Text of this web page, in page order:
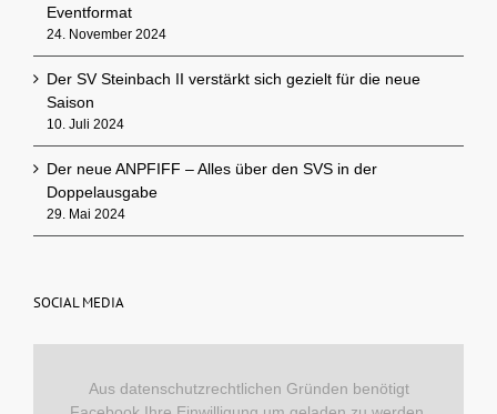
Eventformat
24. November 2024
Der SV Steinbach II verstärkt sich gezielt für die neue
Saison
10. Juli 2024
Der neue ANPFIFF – Alles über den SVS in der
Doppelausgabe
29. Mai 2024
SOCIAL MEDIA
Aus datenschutzrechtlichen Gründen benötigt